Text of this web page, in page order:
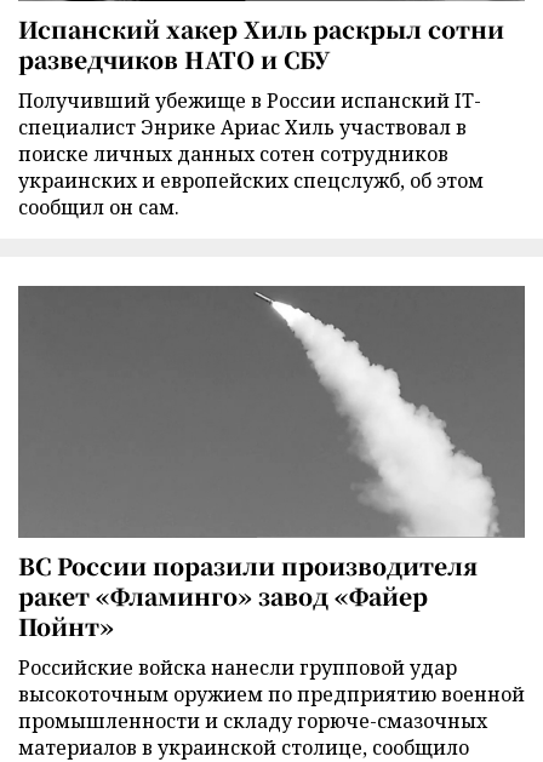
Испанский хакер Хиль раскрыл сотни
разведчиков НАТО и СБУ
Получивший убежище в России испанский IT-
специалист Энрике Ариас Хиль участвовал в
поиске личных данных сотен сотрудников
украинских и европейских спецслужб, об этом
сообщил он сам.
ВС России поразили производителя
ракет «Фламинго» завод «Файер
Пойнт»
Российские войска нанесли групповой удар
высокоточным оружием по предприятию военной
промышленности и складу горюче-смазочных
материалов в украинской столице, сообщило